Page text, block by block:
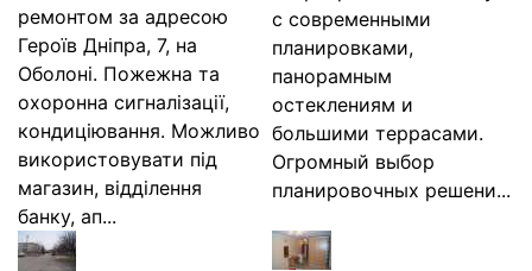
ремонтом за адресою
Героїв Дніпра, 7, на
Оболоні. Пожежна та
охоронна сигналізації,
кондиціювання. Можливо
використовувати під
магазин, відділення
банку, ап...
с современными
планировками,
панорамным
остеклениям и
большими террасами.
Огромный выбор
планировочных решени...